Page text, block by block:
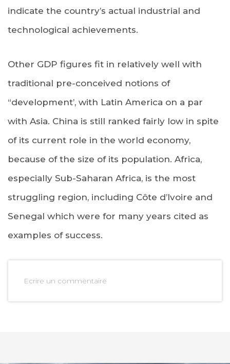
indicate the country’s actual industrial and
technological achievements.
Other GDP figures fit in relatively well with
traditional pre-conceived notions of
“development’, with Latin America on a par
with Asia. China is still ranked fairly low in spite
of its current role in the world economy,
because of the size of its population. Africa,
especially Sub-Saharan Africa, is the most
struggling region, including Côte d’Ivoire and
Senegal which were for many years cited as
examples of success.
Ecrire un commentaire